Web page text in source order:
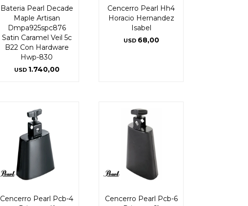
Bateria Pearl Decade
Maple Artisan
Dmpa925spc876
Satin Caramel Veil 5c
B22 Con Hardware
Hwp-830
USD 1.740,00
Cencerro Pearl Hh4
Horacio Hernandez
Isabel
USD 68,00
Cencerro Pearl Pcb-4
Cencerro Pearl Pcb-6